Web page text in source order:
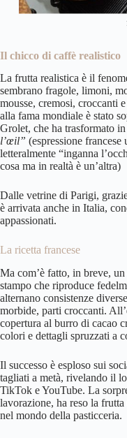
Il chicco di caffè realistico
La frutta realistica è il
sembrano fragole, limoni,
mousse, cremosi, croccanti
alla fama mondiale è stato
Grolet, che ha trasformato
l’œil” (espressione francese
letteralmente “inganna
cosa ma in realtà è un’altra)
Dalle vetrine di Parigi,
è arrivata anche in Italia,
appassionati.
La ricetta francese
Ma com’è fatto, in breve,
stampo che riproduce
alternano consistenze
morbide, parti croccanti.
copertura al burro di cacao
colori e dettagli spruzzati a
Il successo è esploso sui
tagliati a metà, rivelando il
TikTok e YouTube. La
lavorazione, ha reso la
nel mondo della pasticceria.